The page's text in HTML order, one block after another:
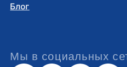
Условия оплаты банковской
картой